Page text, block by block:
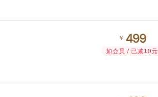
￥ 
如会员 / 已减10元